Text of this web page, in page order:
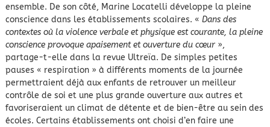
ensemble. De son côté, Marine Locatelli développe la pleine
conscience dans les établissements scolaires. « Dans des
contextes où la violence verbale et physique est courante, la pleine
conscience provoque apaisement et ouverture du cœur»,
partage-t-elle dans la revue Ultreïa. De simples petites
pauses « respiration » à différents moments de la journée
permettraient déjà aux enfants de retrouver un meilleur
contrôle de soi et une plus grande ouverture aux autres et
favoriseraient un climat de détente et de bien-être au sein des
écoles. Certains établissements ont choisi d’en faire une